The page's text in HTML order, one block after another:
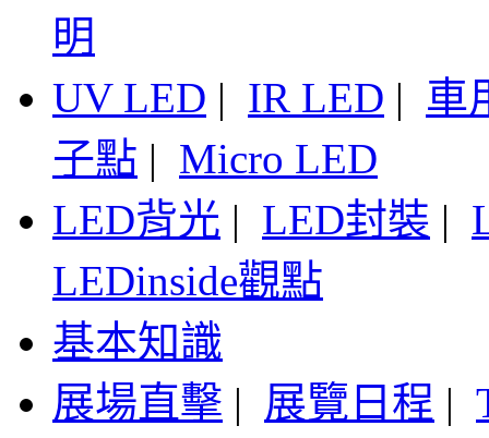
明
UV LED | IR LED | 車
子點 | Micro LED
LED背光 | LED封裝 |
LEDinside觀點
基本知識
展場直擊 | 展覽日程 |